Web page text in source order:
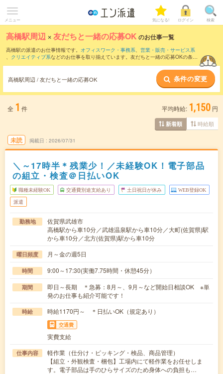
メニュー 気になる! ログイン 検索
高橋駅周辺 ×友だちと一緒の応募OK のお仕事一覧
高橋駅の派遣のお仕事情報です。 オフィスワーク・事務系、 営業・販売・サービス系
、 クリエイティブ系などのお仕事を取り揃えています。友だちと一緒の応募OKの条件
高橋駅周辺 / 友だちと一緒の応募OK 条件の変更
全 1 件 平均時給: 1,150 円
新着順 時給順
未読 掲載日 2026/07/31
＼～17時半＊残業少！／未経験OK！電子部品
の組立・検査＠日払いOK
職種未経験OK 交通費別途支給あり 土日祝日が休み WEB登録OK
派遣
勤務地
佐賀県武雄市
高橋駅から車10分／武雄温泉駅から車10分／大町(佐賀県)駅
から車10分／北方(佐賀県)駅から車10分
曜日頻度 月～金の週5日
時間 9:00～17:30(実働7.75時間・休憩45分）
期間
即日～長期 ＊急募：8月～、9月～など開始日相談OK ※単
発のお仕事も紹介可能です！
時給 時給1170円～ ＊日払いOK（規定あり）
交通費
実費支給
仕事内容
軽作業（仕分け・ピッキング・検品、商品管理）
【組立・外観検査・梱包】工場内にて軽作業をお任せしま
す。電子部品は手のひらサイズのため身体への負担も…